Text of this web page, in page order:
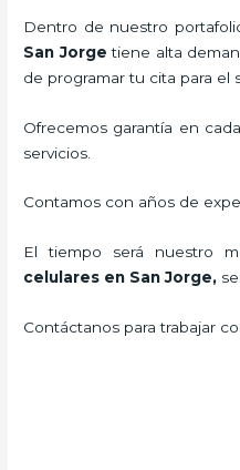
Dentro de nuestro
San Jorge tiene alta
de programar tu cita para el
Ofrecemos garantía en
servicios.
Contamos con años de
El tiempo será nuestro
celulares en San Jorge,
Contáctanos para trabajar